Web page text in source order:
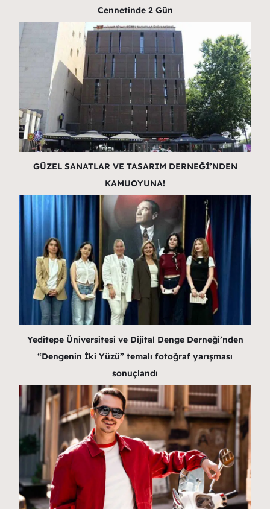
Cennetinde 2 Gün
GÜZEL SANATLAR VE TASARIM DERNEĞİ’NDEN
KAMUOYUNA!
Yeditepe Üniversitesi ve Dijital Denge Derneği’nden
“Dengenin İki Yüzü” temalı fotoğraf yarışması
sonuçlandı